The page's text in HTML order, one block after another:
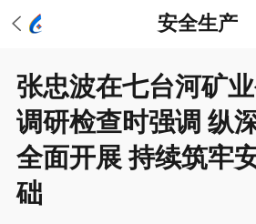
安全生产
张忠波在七台河矿
调研检查时强调 纵
全面开展 持续筑牢
础